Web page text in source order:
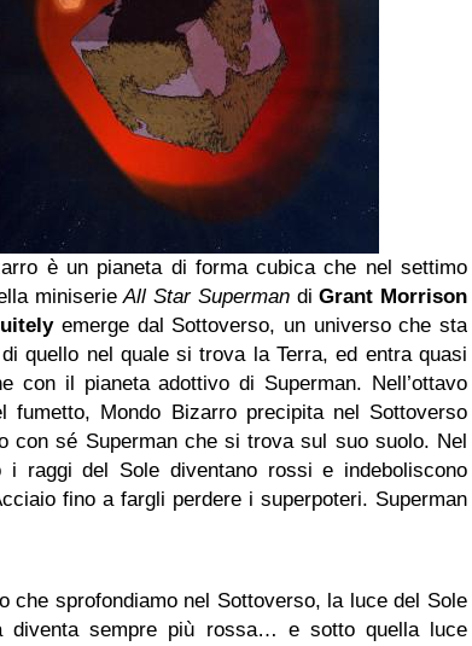
è un pianeta di forma cubica che nel settimo
miniserieAll Star SupermandiGrant Morrison
emerge dal Sottoverso, un universo che sta
quello nel quale si trova la Terra, ed entra quasi
con il pianeta adottivo di Superman. Nell’ottavo
fumetto, Mondo Bizarro precipita nel Sottoverso
con sé Superman che si trova sul suo suolo. Nel
i raggi del Sole diventano rossi e indeboliscono
fino a fargli perdere i superpoteri. Superman
che sprofondiamo nel Sottoverso, la luce del Sole
diventa sempre più rossa… e sotto quella luce